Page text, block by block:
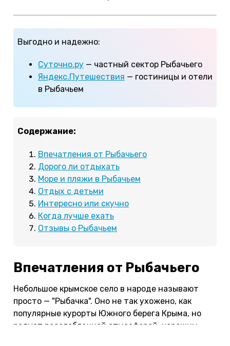
Выгодно и надежно:
Суточно.ру — частный сектор Рыбачьего
Яндекс.Путешествия — гостиницы и отели
в Рыбачьем
Содержание:
Впечатления от Рыбачьего
Дорого ли отдыхать
Море и пляжи в Рыбачьем
Отдых с детьми
Интересно или скучно
Когда лучше ехать
Отзывы о Рыбачьем
Впечатления от Рыбачьего
Небольшое крымское село в народе называют
просто — "Рыбачка". Оно не так ухожено, как
популярные курорты Южного берега Крыма, но
радует расслабленной атмосферой, хорошим